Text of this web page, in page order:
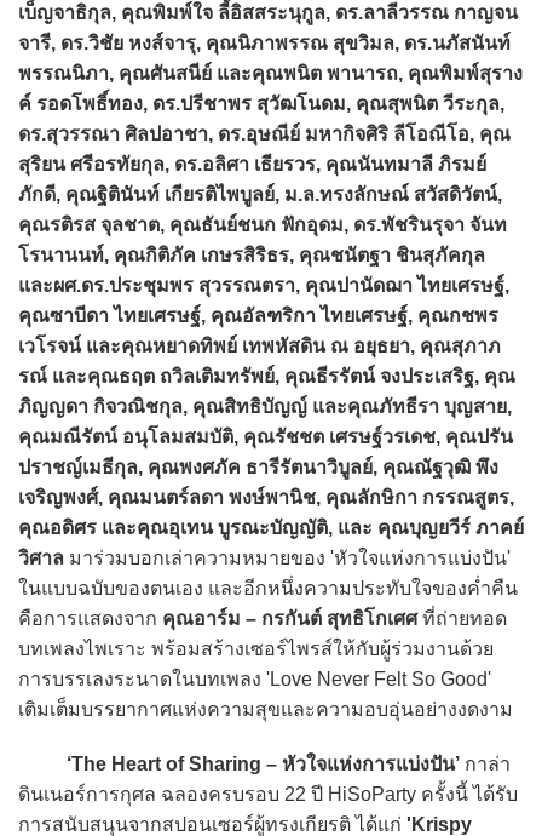
เบ็ญจาธิกุล, คุณพิมพ์ใจ ลี้อิสสระนุกูล, ดร.ลาลีวรรณ กาญจน
จารี, ดร.วิชัย หงส์จารุ, คุณนิภาพรรณ สุขวิมล, ดร.นภัสนันท์
พรรณนิภา, คุณศันสนีย์ และคุณพนิต พานารถ, คุณพิมพ์สุราง
ค์ รอดโพธิ์ทอง, ดร.ปรีชาพร สุวัฒโนดม, คุณสุพนิต วีระกุล,
ดร.สุวรรณา ศิลปอาชา, ดร.อุษณีย์ มหากิจศิริ ลีโอณีโอ, คุณ
สุริยน ศรีอรทัยกุล, ดร.อลิศา เธียรวร, คุณนันทมาลี ภิรมย์
ภักดี, คุณฐิตินันท์ เกียรติไพบูลย์, ม.ล.ทรงลักษณ์ สวัสดิวัตน์,
คุณรติรส จุลชาต, คุณธันย์ชนก ฟักอุดม, ดร.พัชรินรุจา จันท
โรนานนท์, คุณกิติภัค เกษรสิริธร, คุณชนัตฐา ชินสุภัคกุล
และผศ.ดร.ประชุมพร สุวรรณตรา, คุณปานัดฌา ไทยเศรษฐ์,
คุณซาบีดา ไทยเศรษฐ์, คุณอัลฑริกา ไทยเศรษฐ์, คุณกชพร
เวโรจน์ และคุณหยาดทิพย์ เทพหัสดิน ณ อยุธยา, คุณสุภาภ
รณ์ และคุณธฤต ถวิลเติมทรัพย์, คุณธีรรัตน์ จงประเสริฐ, คุณ
ภิญญดา กิจวณิชกุล, คุณสิทธิบัญญ์ และคุณภัทธีรา บุญสาย,
คุณมณีรัตน์ อนุโลมสมบัติ, คุณรัชชต เศรษฐ์วรเดช, คุณปรัน
ปราชญ์เมธีกุล, คุณพงศภัค ธารีรัตนาวิบูลย์, คุณณัฐวุฒิ พึง
เจริญพงศ์, คุณมนตร์ลดา พงษ์พานิช, คุณลักษิกา กรรณสูตร,
คุณอดิศร และคุณอุเทน บูรณะบัญญัติ, และ คุณบุญยวีร์ ภาคย์
วิศาล มาร่วมบอกเล่าความหมายของ 'หัวใจแห่งการแบ่งปัน'
ในแบบฉบับของตนเอง และอีกหนึ่งความประทับใจของค่ำคืน
คือการแสดงจาก คุณอาร์ม – กรกันต์ สุทธิโกเศศที่ถ่ายทอด
บทเพลงไพเราะ พร้อมสร้างเซอร์ไพรส์ให้กับผู้ร่วมงานด้วย
การบรรเลงระนาดในบทเพลง 'Love Never Felt So Good'
เติมเต็มบรรยากาศแห่งความสุขและความอบอุ่นอย่างงดงาม
‘The Heart of Sharing – หัวใจแห่งการแบ่งปัน’ กาล่า
ดินเนอร์การกุศล ฉลองครบรอบ 22 ปี HiSoParty ครั้งนี้ ได้รับ
การสนับสนุนจากสปอนเซอร์ผู้ทรงเกียรติ ได้แก่ 'Krispy